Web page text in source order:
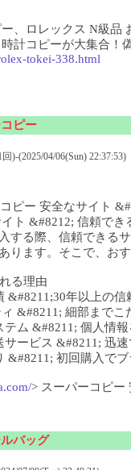
、ロレックス N級品
計コピーが大集合！
tokei-338.html
ピー
)-(2025/04/06(Sun) 22:37:53)
ピー 安全なサイト
ト &#8212; 信頼でき
する際、信頼できる
ります。そこで、おす
る理由
&#8211;30年以上の信
&#8211; 細部までこ
ム &#8211; 個人情
ービス &#8211; 迅
&#8211; 初回購入で
> スーパーコピー
バッグ